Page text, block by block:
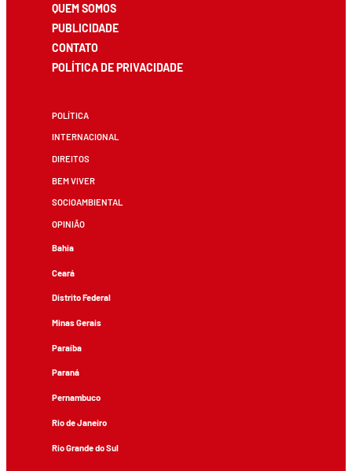
QUEM SOMOS
PUBLICIDADE
CONTATO
POLÍTICA DE PRIVACIDADE
POLÍTICA
INTERNACIONAL
DIREITOS
BEM VIVER
SOCIOAMBIENTAL
OPINIÃO
Bahia
Ceará
Distrito Federal
Minas Gerais
Paraíba
Paraná
Pernambuco
Rio de Janeiro
Rio Grande do Sul